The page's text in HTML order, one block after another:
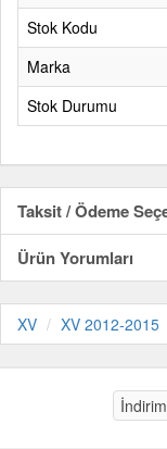
Stok Kodu
Marka
Stok Durumu
Taksit / Ödeme
Ürün Yorumları
XV XV 2012-2015